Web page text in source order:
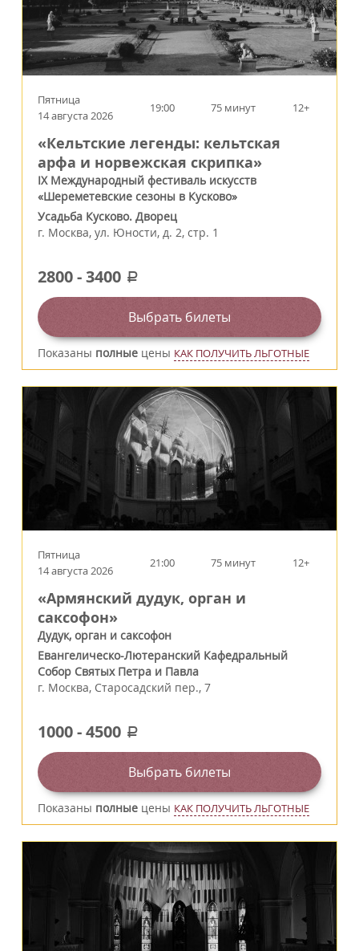
Пятница
14 августа 2026
19:00 75 минут 12+
«Кельтские легенды: кельтская
арфа и норвежская скрипка»
IX Международный фестиваль искусств
«Шереметевские сезоны в Кусково»
Усадьба Кусково. Дворец
г. Москва, ул. Юности, д. 2, стр. 1
2800-3400 a
Выбрать билеты
Показаны полные цены КАК ПОЛУЧИТЬ ЛЬГОТНЫЕ
Пятница
14 августа 2026
21:00 75 минут 12+
«Армянский дудук, орган и
саксофон»
Дудук, орган и саксофон
Евангелическо-Лютеранский Кафедральный
Собор Святых Петра и Павла
г. Москва, Старосадский пер., 7
1000-4500 a
Выбрать билеты
Показаны полные цены КАК ПОЛУЧИТЬ ЛЬГОТНЫЕ